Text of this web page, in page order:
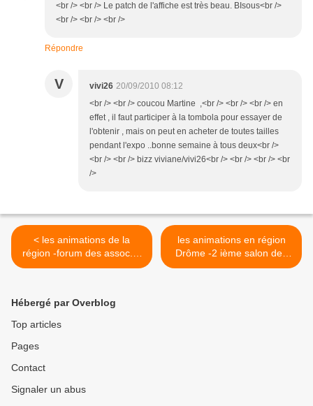
<br /> <br /> Le patch de l'affiche est très beau. BIsous<br />
<br /> <br /> <br />
Répondre
V vivi26 20/09/2010 08:12
<br /> <br /> coucou Martine ,<br /> <br /> <br /> en
effet , il faut participer à la tombola pour essayer de
l'obtenir , mais on peut en acheter de toutes tailles
pendant l'expo ..bonne semaine à tous deux<br />
<br /> <br /> bizz viviane/vivi26<br /> <br /> <br /> <br
/>
< les animations de la
région -forum des assoc. à
Mours - des images
les animations en région
Drôme -2 ième salon des
auteurs à Chatuzange >
Hébergé par Overblog
Top articles
Pages
Contact
Signaler un abus